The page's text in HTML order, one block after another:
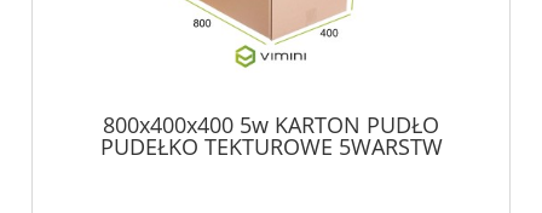
800x400x400 5w KARTON PUDŁO
PUDEŁKO TEKTUROWE 5WARSTW